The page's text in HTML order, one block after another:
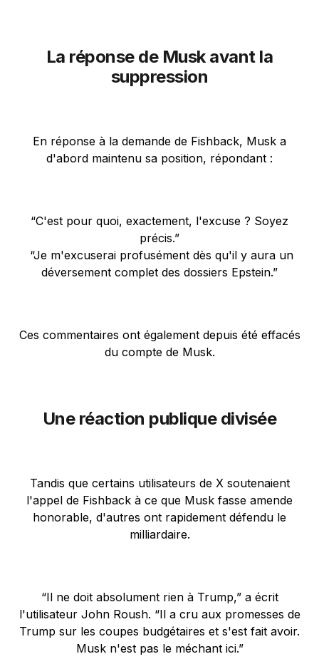
La réponse de Musk avant la
suppression
En réponse à la demande de Fishback, Musk a
d'abord maintenu sa position, répondant :
“C'est pour quoi, exactement, l'excuse ? Soyez
précis.”
“Je m'excuserai profusément dès qu'il y aura un
déversement complet des dossiers Epstein.”
Ces commentaires ont également depuis été effacés
du compte de Musk.
Une réaction publique divisée
Tandis que certains utilisateurs de X soutenaient
l'appel de Fishback à ce que Musk fasse amende
honorable, d'autres ont rapidement défendu le
milliardaire.
“Il ne doit absolument rien à Trump,” a écrit
l'utilisateur John Roush. “Il a cru aux promesses de
Trump sur les coupes budgétaires et s'est fait avoir.
Musk n'est pas le méchant ici.”